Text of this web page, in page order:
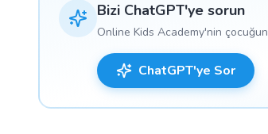
Bizi ChatGPT'ye sorun
Online Kids Academy'nin
ChatGPT'ye Sor